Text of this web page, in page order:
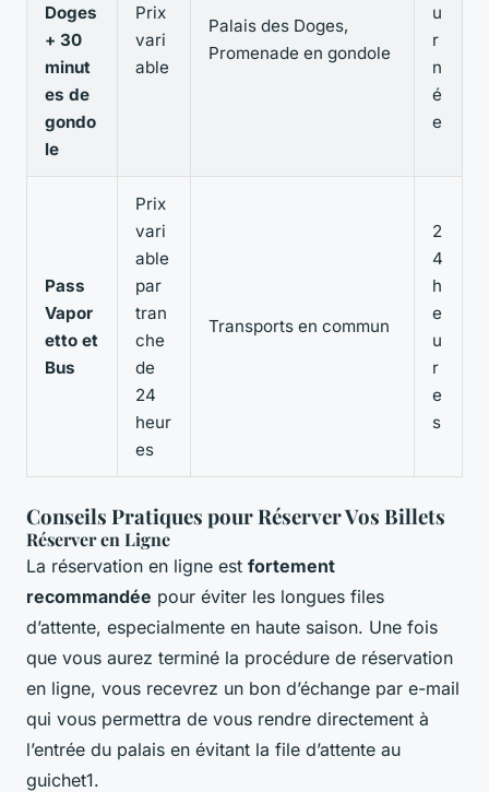
Doges
+ 30
minut
es de
gondo
le
Prix
vari
able
Palais des Doges,
Promenade en gondole
u
r
n
é
e
Pass
Vapor
etto et
Bus
Prix
vari
able
par
tran
che
de
24
heur
es
Transports en commun
2
4
h
e
u
r
e
s
Conseils Pratiques pour Réserver Vos Billets
Réserver en Ligne
La réservation en ligne est fortement
recommandée pour éviter les longues files
d’attente, especialmente en haute saison. Une fois
que vous aurez terminé la procédure de réservation
en ligne, vous recevrez un bon d’échange par e-mail
qui vous permettra de vous rendre directement à
l’entrée du palais en évitant la file d’attente au
guichet1.